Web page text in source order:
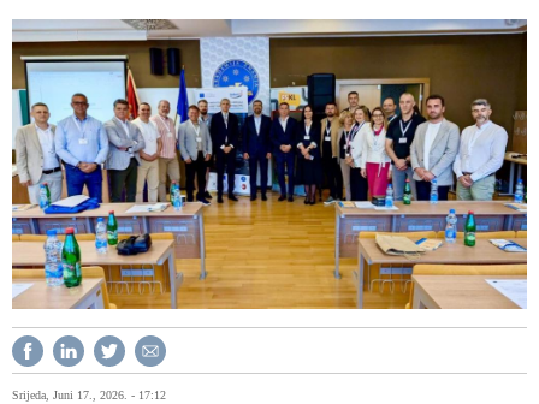
Srijeda, Juni 17., 2026. - 17:12